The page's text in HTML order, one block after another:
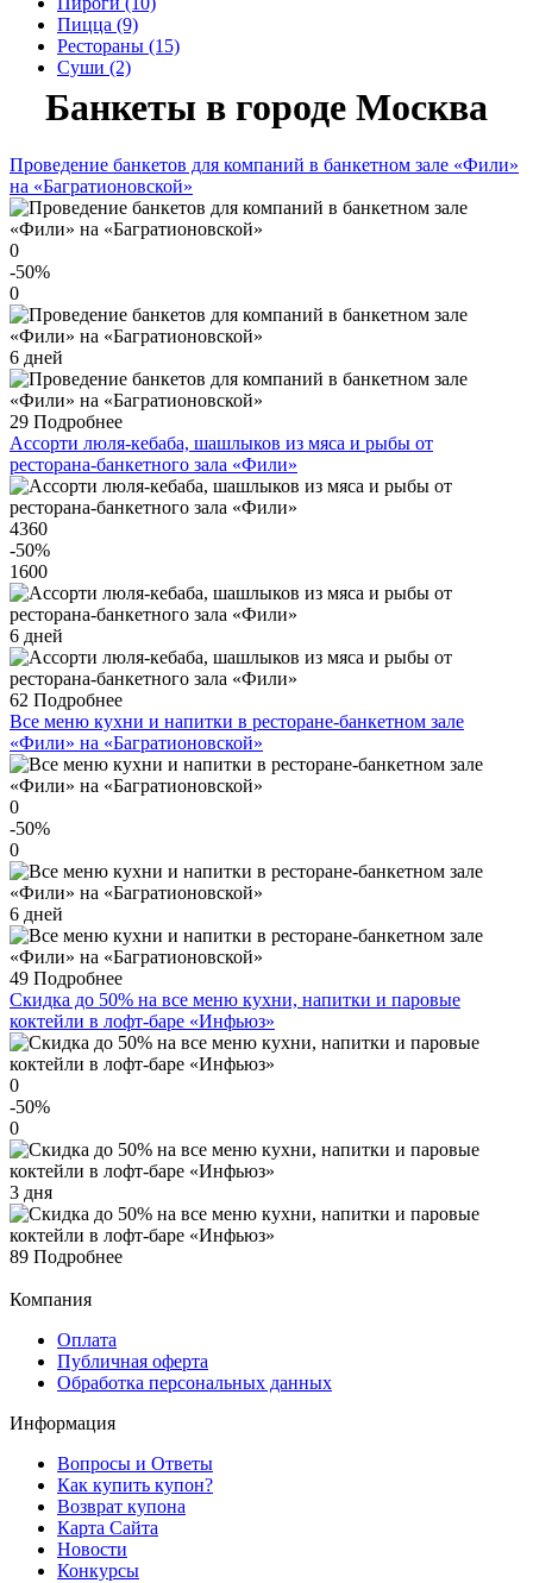
Пицца (9)
Рестораны (15)
Суши (2)
Банкеты в городе Москва
Проведение банкетов для компаний в банкетном зале «Фили»
на «Багратионовской»
0
-50%
0
6 дней
29 Подробнее
Ассорти люля-кебаба, шашлыков из мяса и рыбы от
ресторана-банкетного зала «Фили»
4360
-50%
1600
6 дней
62 Подробнее
Все меню кухни и напитки в ресторане-банкетном зале
«Фили» на «Багратионовской»
0
-50%
0
6 дней
49 Подробнее
Скидка до 50% на все меню кухни, напитки и паровые
коктейли в лофт-баре «Инфьюз»
0
-50%
0
3 дня
89 Подробнее
Компания
Оплата
Публичная оферта
Обработка персональных данных
Информация
Вопросы и Ответы
Как купить купон?
Возврат купона
Карта Сайта
Новости
Конкурсы